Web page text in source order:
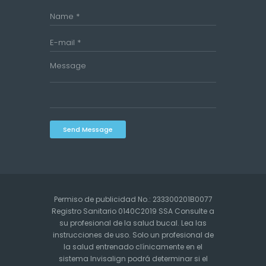
Send Message
Permiso de publicidad No.: 233300201B0077
Registro Sanitario 0140C2019 SSA Consulte a
su profesional de la salud bucal. Lea las
instrucciones de uso. Solo un profesional de
la salud entrenado clínicamente en el
sistema Invisalign podrá determinar si el